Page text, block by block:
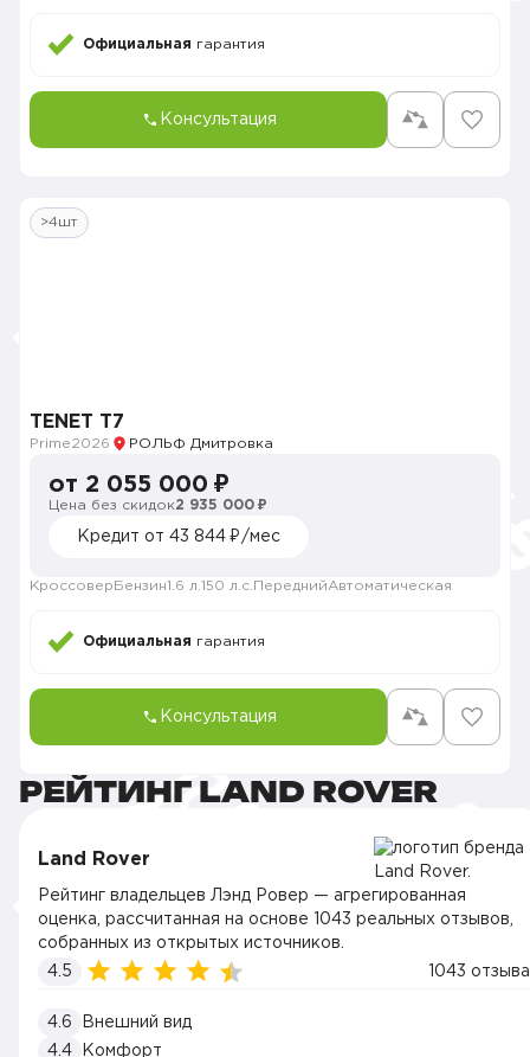
Официальная гарантия
Консультация
>4шт
TENET T7
Prime2026 РОЛЬФ Дмитровка
от 2 055 000 ₽
Цена без скидок2 935 000 ₽
Кредит от 43 844 ₽/мес
Кроссовер Бензин1.6 л. 150 л.с. ПереднийАвтоматическая
Официальная гарантия
Консультация
РЕЙТИНГ LAND ROVER
Land Rover
Рейтинг владельцев Лэнд Ровер — агрегированная
оценка, рассчитанная на основе 1043 реальных отзывов,
собранных из открытых источников.
4.5
1043 отзыва
4.6
Внешний вид
4.4
Комфорт